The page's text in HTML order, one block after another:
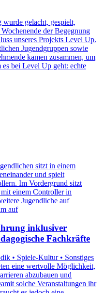
wurde gelacht, gespielt,
der Begegnung
unseres Projekts Level Up.
Jugendgruppen sowie
kamen zusammen, um
es bei Level Up geht: echte
inklusiver
Fachkräfte
• Spiele-Kultur • Sonstiges
eine wertvolle Möglichkeit,
abzubauen und
solche Veranstaltungen ihr